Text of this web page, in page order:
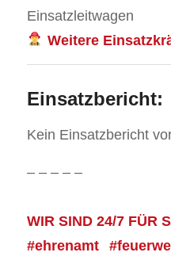
Einsatzleitwagen
Weitere
Einsatzbericht:
Kein Einsatzbericht
– – – – –
WIR SIND 24/7 FÜR
#ehrenamt